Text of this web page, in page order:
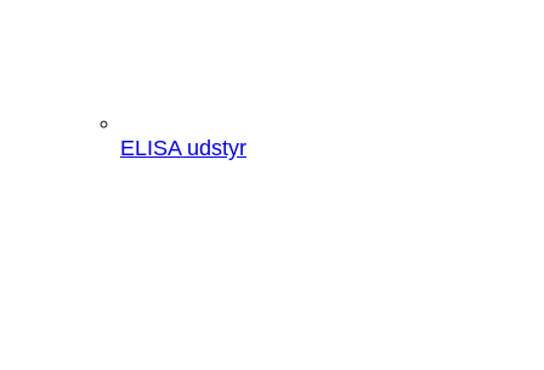
ELISA udstyr